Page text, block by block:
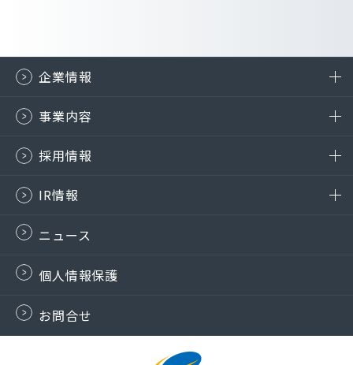
企業情報
事業内容
採用情報
IR情報
ニュース
個人情報保護
お問合せ